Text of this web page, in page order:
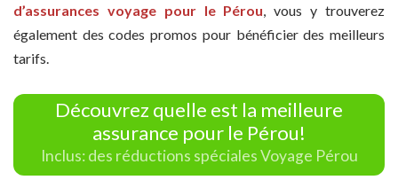
d’assurances voyage pour le Pérou , vous y trouverez
également des codes promos pour bénéficier des meilleurs
tarifs.
Découvrez quelle est la meilleure
assurance pour le Pérou!
Inclus: des réductions spéciales Voyage Pérou